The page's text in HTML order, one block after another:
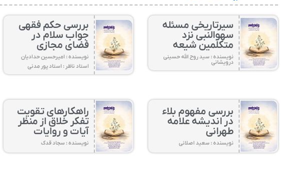
سیرتاریخی مسئله
سهوالنبی نزد
متکلمین شیعه
نویسنده : سید روح الله حسینی
درویشانی
بررسی حکم فقهی
جواب سلام در
فضای مجازی
نویسنده : امیرحسین حدادیان
استاد ناظر : استاد پور مدنی
بررسی مفهوم بلاء
در اندیشه علامه
طهرانی
نویسنده : سعید اصلانی
راهکارهای تقویت
تفکر خلاق از منظر
آیات و روایات
نویسنده : سجاد قدک